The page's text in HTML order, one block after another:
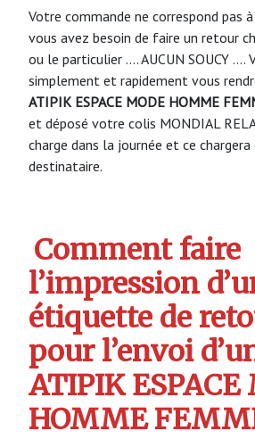
Votre commande ne correspond pas
vous avez besoin de faire un retour
ou le particulier …. AUCUN SOUCY ….
simplement et rapidement vous
ATIPIK ESPACE MODE HOMME
et déposé votre colis MONDIAL
charge dans la journée et ce
destinataire.
Comment faire
l’impression
étiquette de
pour l’envoi
ATIPIK ESPACE
HOMME